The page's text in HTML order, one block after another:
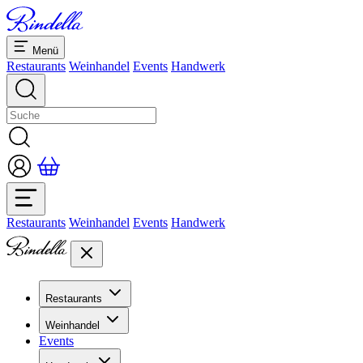
Menü
Restaurants Weinhandel Events Handwerk
Restaurants Weinhandel Events Handwerk
Restaurants
Übersicht Restaurants
Bankette & Events
Dolcezze
Weinhandel
Übersicht
Events